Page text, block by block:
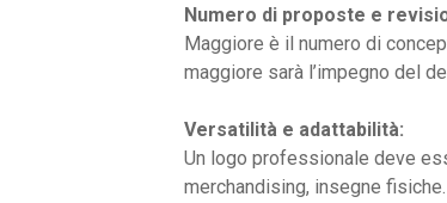
Numero di proposte e
Maggiore è il numero di
maggiore sarà l’impegno del
Versatilità e adattabilità:
Un logo professionale deve
merchandising, insegne